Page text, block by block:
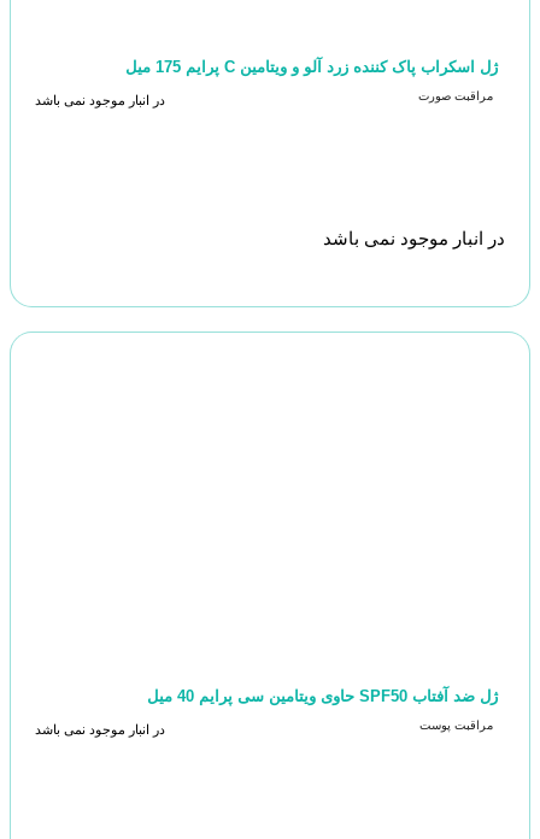
ژل اسکراب پاک کننده زرد آلو و ویتامین C پرایم 175 میل
مراقبت صورت در انبار موجود نمی باشد
در انبار موجود نمی باشد
ژل ضد آفتاب SPF50 حاوی ویتامین سی پرایم 40 میل
مراقبت پوست در انبار موجود نمی باشد